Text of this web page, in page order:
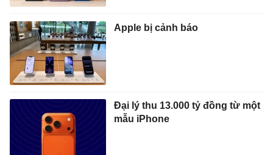
Apple bị cảnh báo
Đại lý thu 13.000 tỷ đồng từ một
mẫu iPhone